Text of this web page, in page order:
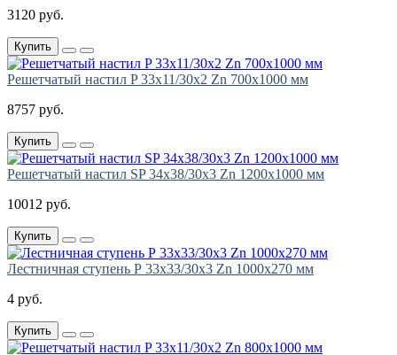
3120 руб.
Купить
Решетчатый настил P 33х11/30х2 Zn 700х1000 мм
8757 руб.
Купить
Решетчатый настил SP 34х38/30х3 Zn 1200х1000 мм
10012 руб.
Купить
Лестничная ступень Р 33х33/30х3 Zn 1000х270 мм
4 руб.
Купить